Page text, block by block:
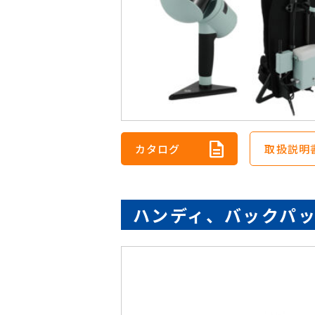
カタログ 取扱説明
ハンディ、バックパ